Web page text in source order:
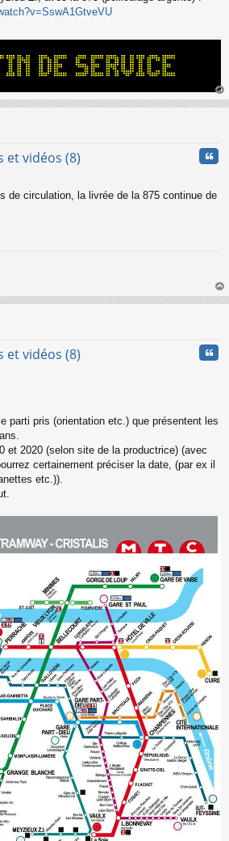
au
et vidéos (8)
de circulation, la livrée de la 875 continue de
au
et vidéos (8)
parti pris (orientation etc.) que présentent les
et 2020 (selon site de la productrice) (avec
certainement préciser la date, (par ex il
etc.)).